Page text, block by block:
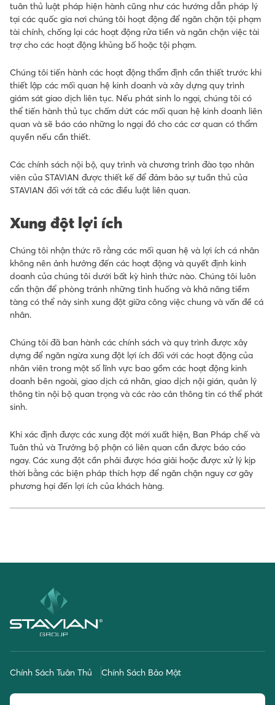
tuân thủ luật pháp hiện hành cũng như các hướng dẫn pháp lý
tại các quốc gia nơi chúng tôi hoạt động để ngăn chặn tội phạm
tài chính, chống lại các hoạt động rửa tiền và ngăn chặn việc tài
trợ cho các hoạt động khủng bố hoặc tội phạm.
Chúng tôi tiến hành các hoạt động thẩm định cần thiết trước khi
thiết lập các mối quan hệ kinh doanh và xây dựng quy trình
giám sát giao dịch liên tục. Nếu phát sinh lo ngại, chúng tôi có
thể tiến hành thủ tục chấm dứt các mối quan hệ kinh doanh liên
quan và sẽ báo cáo những lo ngại đó cho các cơ quan có thẩm
quyền nếu cần thiết.
Các chính sách nội bộ, quy trình và chương trình đào tạo nhân
viên của STAVIAN được thiết kế để đảm bảo sự tuần thủ của
STAVIAN đối với tất cả các điều luật liên quan.
Xung đột lợi ích
Chúng tôi nhận thức rõ rằng các mối quan hệ và lợi ích cá nhân
không nên ảnh hưởng đến các hoạt động và quyết định kinh
doanh của chúng tôi dưới bất kỳ hình thức nào. Chúng tôi luôn
cẩn thận để phòng tránh những tình huống và khả năng tiềm
tàng có thể nảy sinh xung đột giữa công việc chung và vấn đề cá
nhân.
Chúng tôi đã ban hành các chính sách và quy trình được xây
dựng để ngăn ngừa xung đột lợi ích đối với các hoạt động của
nhân viên trong một số lĩnh vực bao gồm các hoạt động kinh
doanh bên ngoài, giao dịch cá nhân, giao dịch nội gián, quản lý
thông tin nội bộ quan trọng và các rào cản thông tin có thể phát
sinh.
Khi xác định được các xung đột mới xuất hiện, Ban Pháp chế và
Tuân thủ và Trưởng bộ phận có liên quan cần được báo cáo
ngay. Các xung đột cần phải được hóa giải hoặc được xử lý kịp
thời bằng các biện pháp thích hợp để ngăn chặn nguy cơ gây
phương hại đến lợi ích của khách hàng.
Chính Sách Tuân Thủ Chính Sách Bảo Mật